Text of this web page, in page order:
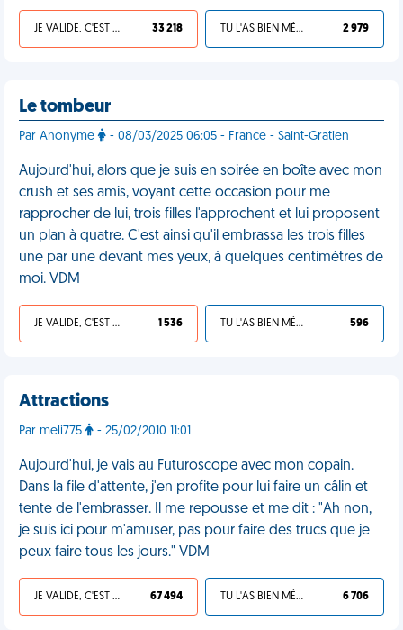
JE VALIDE, C'EST UNE VDM 33 218 TU L'AS BIEN MÉRITÉ 2 979
Le tombeur
Par Anonyme - 08/03/2025 06:05 - France - Saint-Gratien
Aujourd'hui, alors que je suis en soirée en boîte avec mon
crush et ses amis, voyant cette occasion pour me
rapprocher de lui, trois filles l'approchent et lui proposent
un plan à quatre. C'est ainsi qu'il embrassa les trois filles
une par une devant mes yeux, à quelques centimètres de
moi. VDM
JE VALIDE, C'EST UNE VDM 1 536 TU L'AS BIEN MÉRITÉ 596
Attractions
Par meli775 - 25/02/2010 11:01
Aujourd'hui, je vais au Futuroscope avec mon copain.
Dans la file d'attente, j'en profite pour lui faire un câlin et
tente de l'embrasser. Il me repousse et me dit : "Ah non,
je suis ici pour m'amuser, pas pour faire des trucs que je
peux faire tous les jours." VDM
JE VALIDE, C'EST UNE VDM 67 494 TU L'AS BIEN MÉRITÉ 6 706